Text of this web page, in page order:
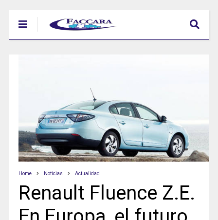
Home Noticias Actualidad
Renault Fluence Z.E.